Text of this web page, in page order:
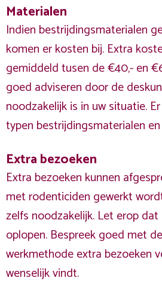
Materialen
Indien bestrijdingsmaterialen
komen er kosten bij. Extra
gemiddeld tusen de €40,- en
goed adviseren door de
noodzakelijk is in uw situatie.
typen bestrijdingsmaterialen
Extra bezoeken
Extra bezoeken kunnen
met rodenticiden gewerkt
zelfs noodzakelijk. Let erop
oplopen. Bespreek goed met
werkmethode extra bezoeken
wenselijk vindt.